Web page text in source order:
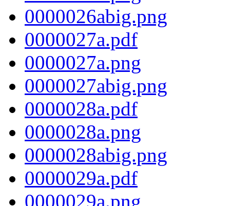
0000026abig.png
0000027a.pdf
0000027a.png
0000027abig.png
0000028a.pdf
0000028a.png
0000028abig.png
0000029a.pdf
0000029a.png